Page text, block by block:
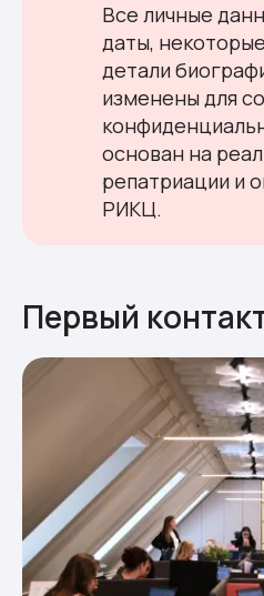
Все личные
даты,
детали
изменены для
основан на
репатриации и
РИКЦ.
Первый